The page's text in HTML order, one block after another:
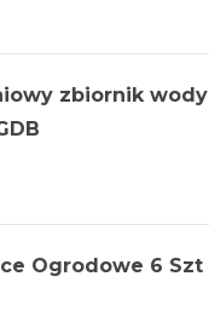
zbiornik wody
Ogrodowe 6 Szt